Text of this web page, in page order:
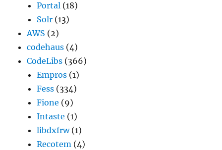
Portal (18)
Solr (13)
AWS (2)
codehaus (4)
CodeLibs (366)
Empros (1)
Fess (334)
Fione (9)
Intaste (1)
libdxfrw(1)
Recotem (4)